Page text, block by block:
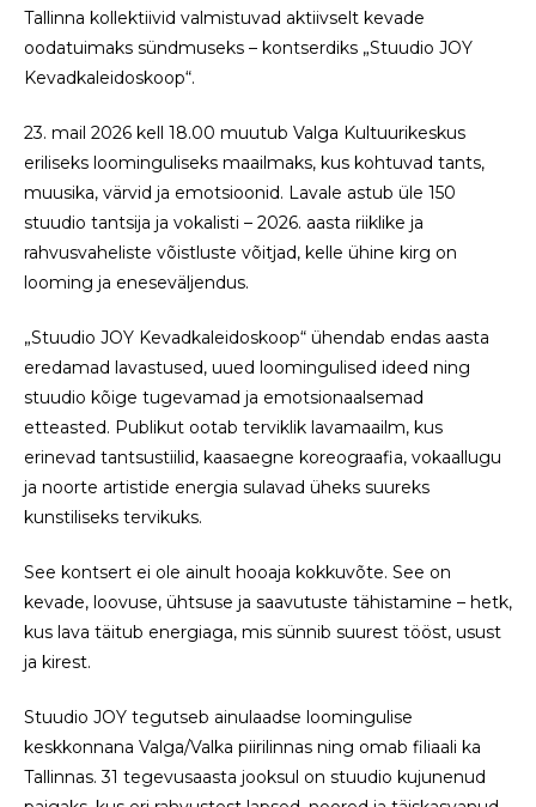
Tallinna kollektiivid valmistuvad aktiivselt kevade
oodatuimaks sündmuseks – kontserdiks „Stuudio JOY
Kevadkaleidoskoop“.
23. mail 2026 kell 18.00 muutub Valga Kultuurikeskus
eriliseks loominguliseks maailmaks, kus kohtuvad tants,
muusika, värvid ja emotsioonid. Lavale astub üle 150
stuudio tantsija ja vokalisti – 2026. aasta riiklike ja
rahvusvaheliste võistluste võitjad, kelle ühine kirg on
looming ja eneseväljendus.
„Stuudio JOY Kevadkaleidoskoop“ ühendab endas aasta
eredamad lavastused, uued loomingulised ideed ning
stuudio kõige tugevamad ja emotsionaalsemad
etteasted. Publikut ootab terviklik lavamaailm, kus
erinevad tantsustiilid, kaasaegne koreograafia, vokaallugu
ja noorte artistide energia sulavad üheks suureks
kunstiliseks tervikuks.
See kontsert ei ole ainult hooaja kokkuvõte. See on
kevade, loovuse, ühtsuse ja saavutuste tähistamine – hetk,
kus lava täitub energiaga, mis sünnib suurest tööst, usust
ja kirest.
Stuudio JOY tegutseb ainulaadse loomingulise
keskkonnana Valga/Valka piirilinnas ning omab filiaali ka
Tallinnas. 31 tegevusaasta jooksul on stuudio kujunenud